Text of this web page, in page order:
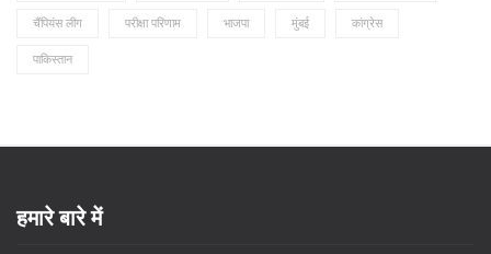
चैंपियंस लीग परीक्षा परिणाम भाजपा मुंबई कांग्रेस
पाकिस्तान
हमारे बारे में